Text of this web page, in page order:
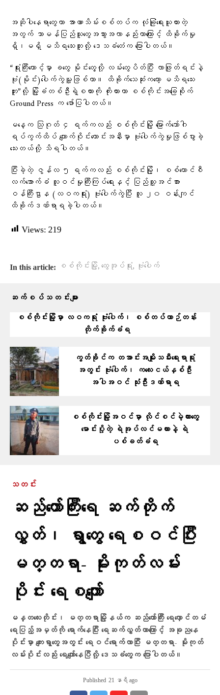
အဆိုပါနေရာတွေဟာ အာဏာသိမ်းစစ်တပ်က လုံခြုံရေးယူထားတဲ့
အတွက် သာမန်ပြည်သူတွေအသွားအလာနည်းတာကြောင့် ထိခိုက်မှု
ရှိ၊မရှိ မသိရသေးဘူးလို့ ဒေသခံ​တေံက ပြောပါတယ်။
“ရုံးကြီးထောင့်မှာ ခတွေ မိုင်းတွေ့လို့ လမ်းတွေပိတ်ပြီး လာဖြုတ်ရင်းနဲ့
ဗုံး(မိုင်း)ပေါက်ကွဲမူ့ဖြစ်တာ။ ထိခိုက်သေဆုံးကတော့ မသိရသေး
ဘူး”လို့ မြို့ခံတစ်ဦးရဲ့စကားကို ကိုးကားကာ စစ်ကိုင်းအခြေစိုက်
Ground Press က ဖော်ပြပါတယ်။
မနေ့က သြဂုတ် ၄ ရက်ကလည်း စစ်ကိုင်းမြို့ မြောက်ဘော်ဂါ
ရပ်ကွက်ထိပ် ကျောက်ဝိုင်းဟောင်းအနီးမှာ ဗုံးပေါက်ကွဲမှုဖြစ်ပွားခဲ့
သေးတယ်လို့ သိရပါတယ်။
ပြီးခဲ့တဲ့ ဇွန်လ ၅ ရက်ကလည်း စစ်ကိုင်းမြို့၊ စစ်ကောင်စီ
လက်အောက်ခံ လူဝင်မှုကြီးကြပ်ရေးနှင့် ပြည်သူ့အင်အား
ဝန်ကြီးဌာန (လဝကရုံး) ဗုံးပေါက်ကွဲပြီး လူ ၂၀ ဝန်းကျင်
ထိခိုက်ဒဏ်ရာရခဲ့ပါတယ်။
Views: 219
In this article: စစ်ကိုင်းမြို့, ထွေအုပ်ရုံး, ဗုံးပေါက်
ဆက်စပ်သတင်းများ
စစ်ကိုင်းမြို့မှာ လဝကရုံး ဗုံးပေါက်၊ စစ်တပ်ယာဉ်တန်း
တိုက်ခိုက်ခံရ
ကွတ်ခိုင်က တအာင်းအမျိုးသမီးရေးရာရုံး
အတွင်း ဗုံးပေါက်၊ ကလေးငယ်နှစ်ဦး
အပါအဝင် သုံးဦးဒဏ်ရာရ
စစ်ကိုင်းမြို့အဝင်မှာ လိုင်စင်မဲ့ကားတွေ
မောင်းပို့တဲ့ ရဲအုပ်လင်မယားနဲ့ ရဲ
ပစ်ခတ်ခံရ
သတင်း
ဆည်တော်ကြီးရေ ဆက်တိုက်
လွှတ်၊ ရွာတွေ ရေစဝင်ပြီး
မတ္တရာ- မိုးကုတ်လမ်း
ပိုင်း ရေစကျော်
မန္တလေးတိုင်း၊ မတ္တရာမြို့နယ်က ဆည်တော်ကြီး ရေလှောင်တမံ
ရေပြည့်အမှတ်ကို ရောက်နေပြီး ရေဆက်လွှတ်တာကြောင့် အခု‌‌ညနေ
ပိုင်းမှာ ကျေးရွာတွေအတွင်း ရေဝင်‌ရောက်လာပြီး မတ္တရာ- မိုးကုတ်
လမ်းပိုင်းလည်း ရေကျော်နေပြီလို့ ဒေသခံတွေက ပြောပါတယ်။
Published 21 နာရီ ago